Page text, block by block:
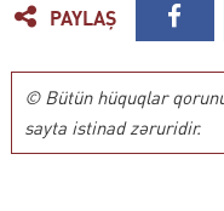
PAYLAŞ
© Bütün hüquqlar
sayta istinad zəruridir.